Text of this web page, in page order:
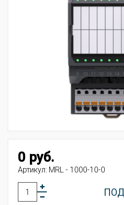
0 руб.
Артикул: MRL - 1000-10-0